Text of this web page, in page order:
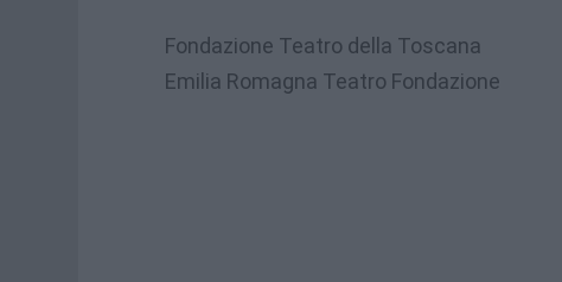
Fondazione Teatro della Toscana
Emilia Romagna Teatro Fondazione